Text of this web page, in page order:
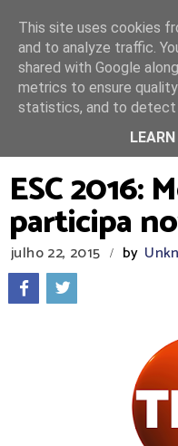
TRENDING
ESC 2016:
participa
julho 22, 2015 / by
This site uses cookies
and to analyze traffic.
shared with Google
metrics to ensure
statistics, and to detect